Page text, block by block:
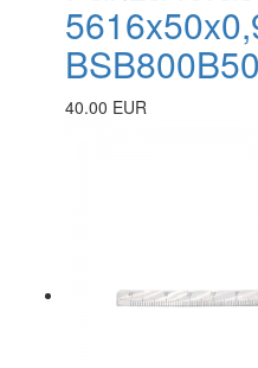
BSB800B50
40.00 EUR